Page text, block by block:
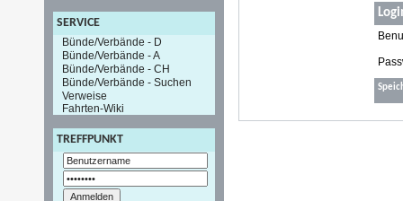
SERVICE
Bünde/Verbände - D
Bünde/Verbände - A
Bünde/Verbände - CH
Bünde/Verbände - Suchen
Verweise
Fahrten-Wiki
TREFFPUNKT